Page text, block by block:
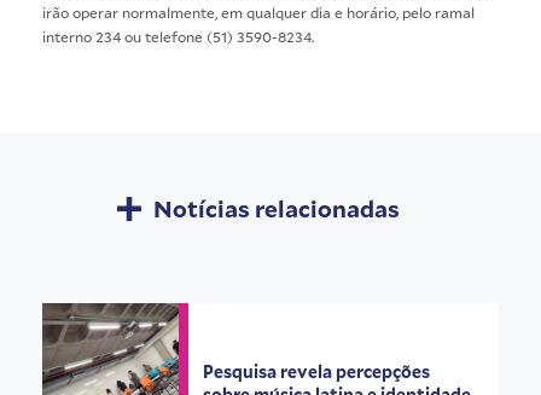
irão operar normalmente, em qualquer dia e horário, pelo ramal
interno 234 ou telefone (51) 3590-8234.
Notícias relacionadas
Pesquisa revela percepções